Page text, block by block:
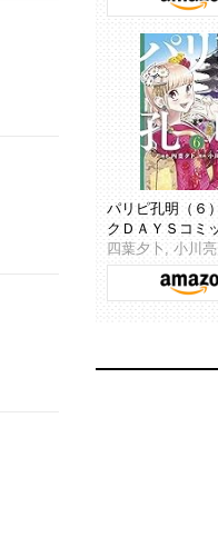
パリピ孔明（６
クＤＡＹＳコミ
四葉夕卜, 小川亮